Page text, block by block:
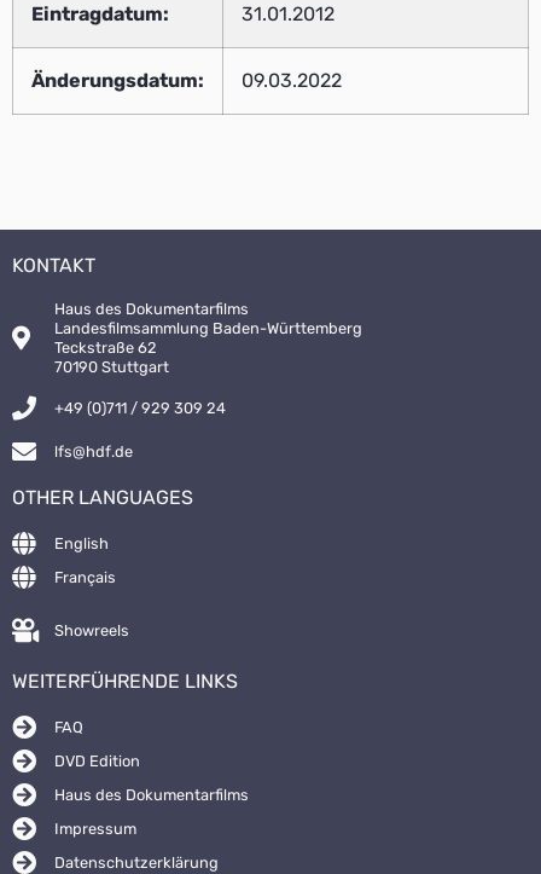
Eintragdatum: 31.01.2012
Änderungsdatum: 09.03.2022
KONTAKT
Haus des Dokumentarfilms
Landesfilmsammlung Baden-Württemberg
Teckstraße 62
70190 Stuttgart
+49 (0)711 / 929 309 24
lfs@hdf.de
OTHER LANGUAGES
English
Français
Showreels
WEITERFÜHRENDE LINKS
FAQ
DVD Edition
Haus des Dokumentarfilms
Impressum
Datenschutzerklärung